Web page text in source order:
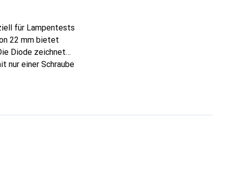
für Lampentests
22 mm bietet
Diode zeichnet
nur einer Schraube
anspruchsvoller